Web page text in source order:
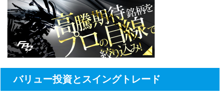
バリュー投資とスイングトレード